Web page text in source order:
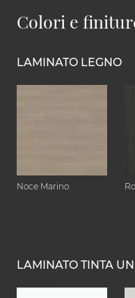
Colori e
LAMINATO LEGNO
Noce Marino
LAMINATO TINTA